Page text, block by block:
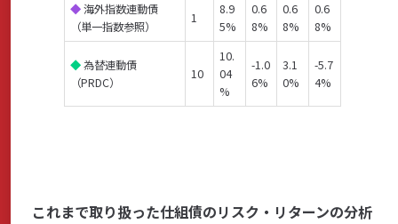
◆海外指数連動債
（単一指数参照）
1
8.9
5%
0.6
8%
0.6
8%
0.6
8%
◆為替連動債
（PRDC）
10
10.
04
%
-1.0
6%
3.1
0%
-5.7
4%
これまで取り扱った仕組債のリスク・リターンの分析